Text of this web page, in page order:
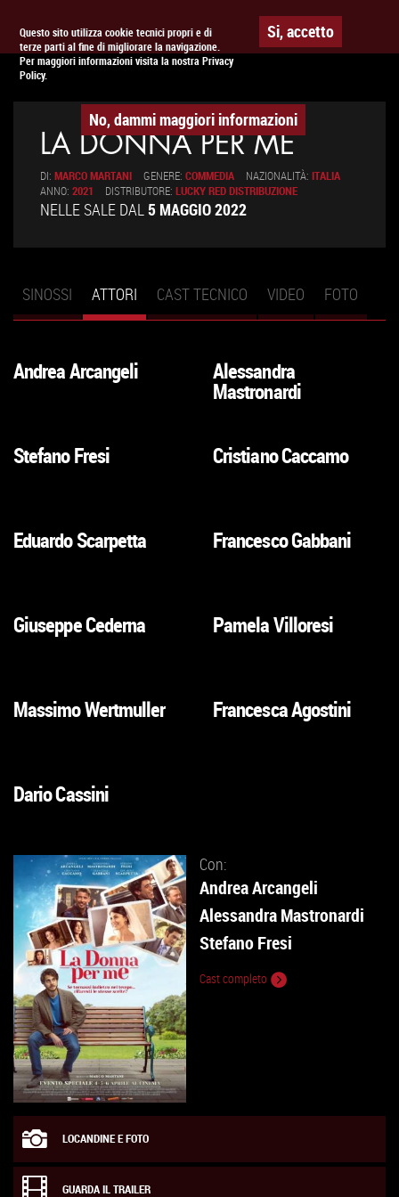
Questo sito utilizza cookie tecnici propri e di
terze parti al fine di migliorare la navigazione.
Per maggiori informazioni visita la nostra Privacy
Policy.
Si, accetto
No, dammi maggiori informazioni
APPUNTAMENTO AL CINEMA
LA DONNA PER ME
DI: MARCO MARTANI GENERE: COMMEDIA NAZIONALITÀ: ITALIA
ANNO: 2021 DISTRIBUTORE: LUCKY RED DISTRIBUZIONE
NELLE SALE DAL5 MAGGIO 2022
Schede primarie
SINOSSI ATTORI (SCHEDA
ATTIVA)
CAST TECNICO VIDEO FOTO
VAI
Andrea Arcangeli
VAI
ALLA
Alessandra
Mastronardi
VAI
Stefano Fresi
VAI
Cristiano Caccamo
VAI
Eduardo Scarpetta
VAI
Francesco Gabbani
VAI
Giuseppe Cederna
VAI
Pamela Villoresi
VAI
Massimo Wertmuller
VAI
Francesca Agostini
VAI
Dario Cassini
Con:
Andrea Arcangeli
Alessandra Mastronardi
Stefano Fresi
Cast completo
LOCANDINE E FOTO
GUARDA IL TRAILER